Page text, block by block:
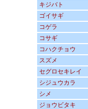
キジバト
ゴイサギ
コゲラ
コサギ
コハクチョウ
スズメ
セグロセキレイ
シジュウカラ
シメ
ジョウビタキ